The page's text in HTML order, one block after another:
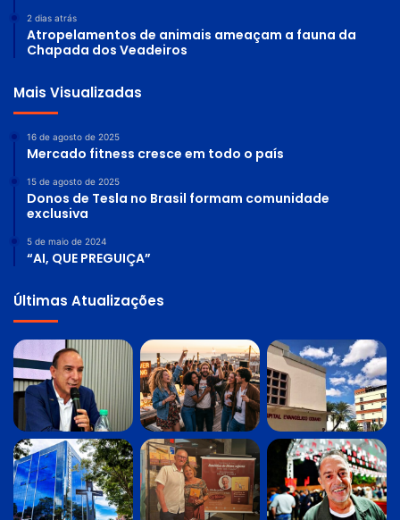
2 dias atrás
Atropelamentos de animais ameaçam a fauna da
Chapada dos Veadeiros
Mais Visualizadas
16 de agosto de 2025
Mercado fitness cresce em todo o país
15 de agosto de 2025
Donos de Tesla no Brasil formam comunidade
exclusiva
5 de maio de 2024
“AI, QUE PREGUIÇA”
Últimas Atualizações